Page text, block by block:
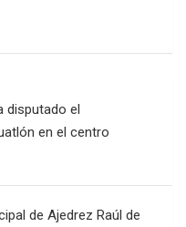
disputado el
en el centro
de Ajedrez Raúl de